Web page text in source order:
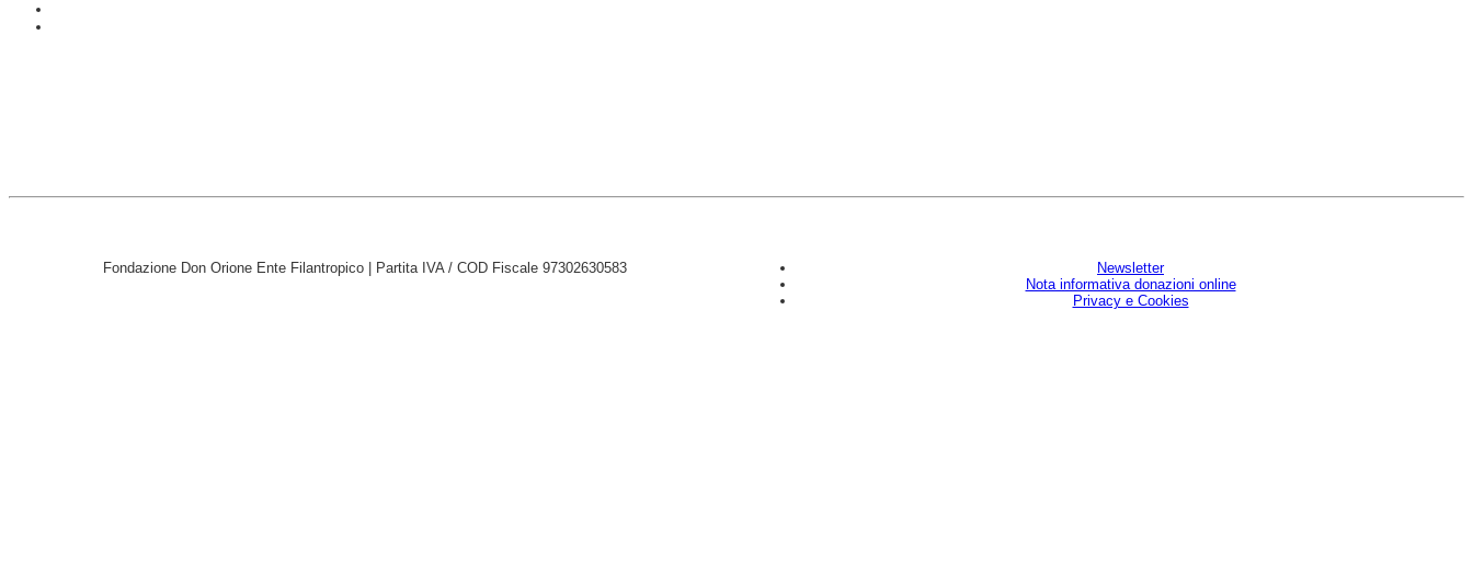
Fondazione Don Orione Ente Filantropico | Partita IVA / COD Fiscale 97302630583
Newsletter
Nota informativa donazioni online
Privacy e Cookies